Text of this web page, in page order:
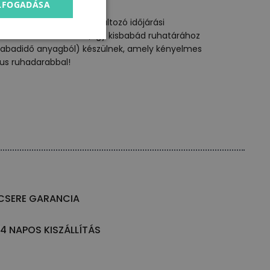
alkalmazkodjunk a változó időjárási
, így kisbabád ruhatárához
anyagból) készülnek, amely kényelmes
ruhadarabbal!
GARANCIA
NAPOS KISZÁLLÍTÁS